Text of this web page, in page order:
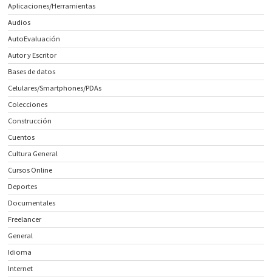
Aplicaciones/Herramientas
Audios
AutoEvaluación
Autor y Escritor
Bases de datos
Celulares/Smartphones/PDAs
Colecciones
Construcción
Cuentos
Cultura General
Cursos Online
Deportes
Documentales
Freelancer
General
Idioma
Internet